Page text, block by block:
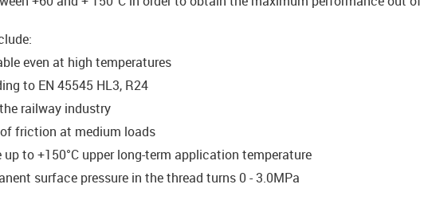
even at high temperatures
to EN 45545 HL3, R24
railway industry
friction at medium loads
to +150°C upper long-term application temperature
surface pressure in the thread turns 0 - 3.0MPa